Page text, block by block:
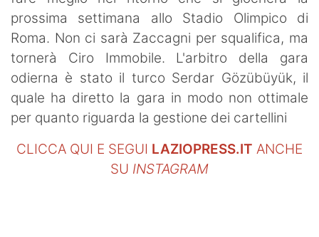
prossima settimana allo Stadio Olimpico di
Roma. Non ci sarà Zaccagni per squalifica, ma
tornerà Ciro Immobile. L'arbitro della gara
odierna è stato il turco Serdar Gözübüyük, il
quale ha diretto la gara in modo non ottimale
per quanto riguarda la gestione dei cartellini
CLICCA QUI E SEGUI LAZIOPRESS.IT ANCHE
SU INSTAGRAM